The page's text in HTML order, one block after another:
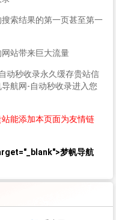
索结果的第一页甚至第一
站带来巨大流量
动秒收录永久缓存贵站信
航网-自动秒收录进入您
能添加本页面为友情链
梦帆导航